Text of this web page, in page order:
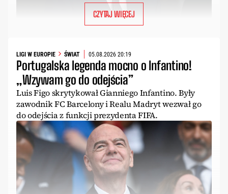
CZYTAJ WIĘCEJ
LIGI W EUROPIE ŚWIAT 05.08.2026 20:19
Portugalska legenda mocno o Infantino!
„Wzywam go do odejścia”
Luis Figo skrytykował Gianniego Infantino. Były
zawodnik FC Barcelony i Realu Madryt wezwał go
do odejścia z funkcji prezydenta FIFA.